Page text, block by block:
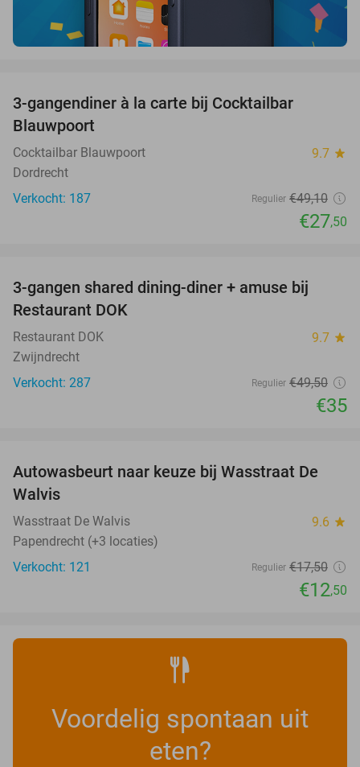
3-gangendiner à la carte bij Cocktailbar
Blauwpoort
Cocktailbar Blauwpoort 9.7 star
Dordrecht
Verkocht: 187
Regulier €49,10
€27,50
3-gangen shared dining-diner + amuse bij
Restaurant DOK
Restaurant DOK 9.7 star
Zwijndrecht
Verkocht: 287
Regulier €49,50
€35
29%
Autowasbeurt naar keuze bij Wasstraat De
Walvis
Wasstraat De Walvis 9.6 star
Papendrecht (+3 locaties)
Verkocht: 121
Regulier €17,50
€12,50
Voordelig spontaan uit
eten?